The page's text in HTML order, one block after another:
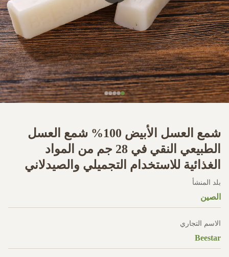
شمع العسل الأبيض 100% شمع العسل
الطبيعي النقي في 28 جم من المواد
الغذائية للاستخدام التجميلي والصيدلاني
بلد المنشأ
الصين
الاسم التجاري
Beestar